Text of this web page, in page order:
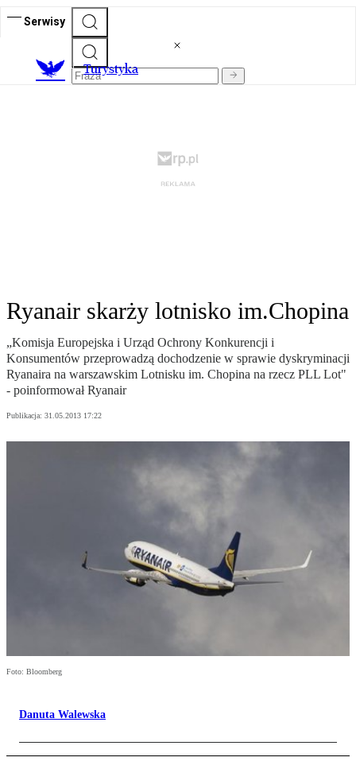
Serwisy
Turystyka
Ryanair skarży lotnisko im.Chopina
„Komisja Europejska i Urząd Ochrony Konkurencji i
Konsumentów przeprowadzą dochodzenie w sprawie dyskryminacji
Ryanaira na warszawskim Lotnisku im. Chopina na rzecz PLL Lot"
- poinformował Ryanair
Publikacja: 31.05.2013 17:22
Foto: Bloomberg
Danuta Walewska